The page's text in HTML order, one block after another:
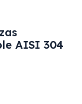
AISI 304